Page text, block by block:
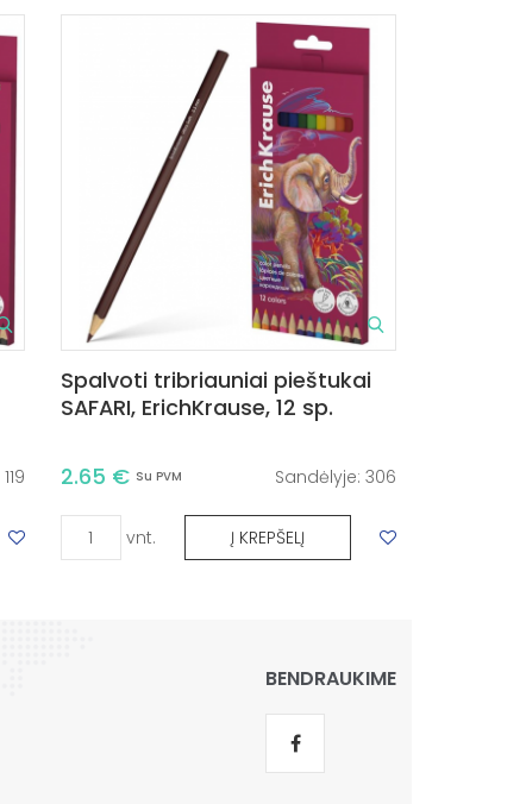
119
Spalvoti tribriauniai pieštukai
SAFARI, ErichKrause, 12 sp.
2.65 € Su PVM Sandėlyje: 306
vnt. Į KREPŠELĮ
BENDRAUKIME